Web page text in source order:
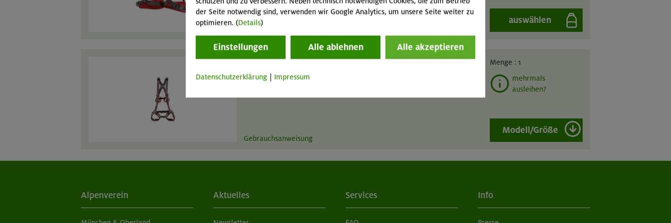
Gebrauchsanweisung
auswählen
Gurt
Kombigurt Kinder
Gebrauchsanweisung
Menge : 1
mehrmals
ausleihen?
Modell/Größe
Alpenverein Aktuelles Services Info
der Seite notwendig sind, verwenden wir Google Analytics, um unsere Seite weiter zu
optimieren. (Details)
Einstellungen Alle ablehnen Alle akzeptieren
Datenschutzerklärung Impressum